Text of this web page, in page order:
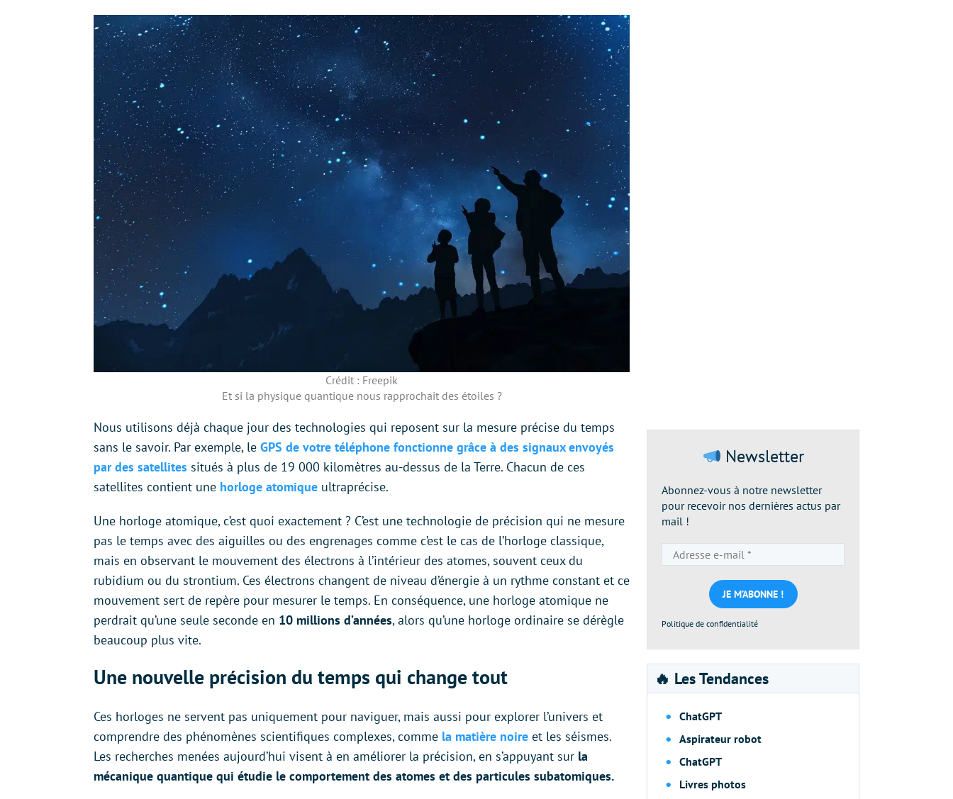
Crédit : Freepik
Et si la physique quantique nous rapprochait des étoiles ?
Nous utilisons déjà chaque jour des technologies qui reposent sur la mesure précise du temps
sans le savoir. Par exemple, le GPS de votre téléphone fonctionne grâce à des signaux envoyés
par des satellites situés à plus de 19 000 kilomètres au-dessus de la Terre. Chacun de ces
satellites contient une horloge atomique ultraprécise.
Une horloge atomique, c’est quoi exactement ? C’est une technologie de précision qui ne mesure
pas le temps avec des aiguilles ou des engrenages comme c’est le cas de l’horloge classique,
mais en observant le mouvement des électrons à l’intérieur des atomes, souvent ceux du
rubidium ou du strontium. Ces électrons changent de niveau d’énergie à un rythme constant et ce
mouvement sert de repère pour mesurer le temps. En conséquence, une horloge atomique ne
perdrait qu’une seule seconde en 10 millions d’années, alors qu’une horloge ordinaire se dérègle
beaucoup plus vite.
Une nouvelle précision du temps qui change tout
Ces horloges ne servent pas uniquement pour naviguer, mais aussi pour explorer l’univers et
comprendre des phénomènes scientifiques complexes, comme la matière noire et les séismes.
Les recherches menées aujourd’hui visent à en améliorer la précision, en s’appuyant sur la
mécanique quantique qui étudie le comportement des atomes et des particules subatomiques.
Newsletter
Abonnez-vous à notre newsletter
pour recevoir nos dernières actus par
mail !
e-
mail
*
Politique de confidentialité
🔥 Les Tendances
ChatGPT
Aspirateur robot
ChatGPT
Livres photos